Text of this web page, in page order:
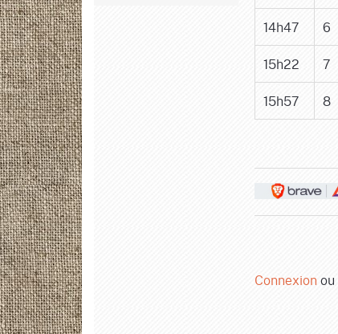
14h47
6
15h22
7
15h57
8
Connexionou